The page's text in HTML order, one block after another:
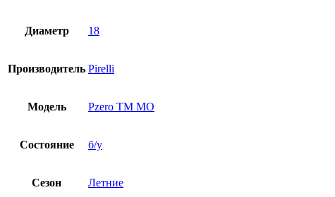
Диаметр 18
Производитель Pirelli
Модель Pzero TM MO
Состояние б/у
Сезон Летние